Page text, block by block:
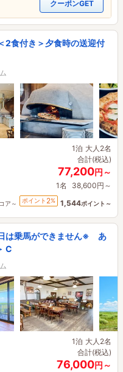
クーポンGET
2食付き＞夕食時の送迎付
1泊 大人2名
合計(税込)
77,200円～
1名 38,600円～
ア～ ポイント 2% 1,544ポイント～
は乗馬ができません※ あ
C
1泊 大人2名
合計(税込)
76,000円～